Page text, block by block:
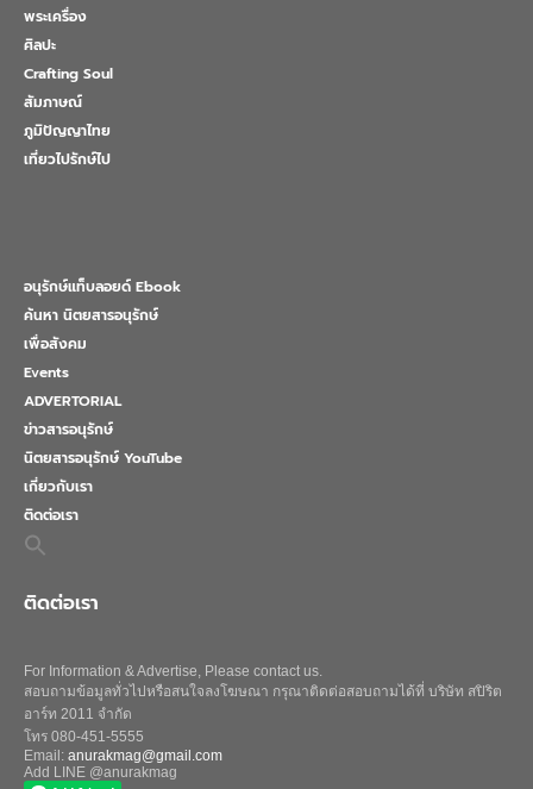
พระเครื่อง
ศิลปะ
Crafting Soul
สัมภาษณ์
ภูมิปัญญาไทย
เที่ยวไปรักษ์ไป
อนุรักษ์แท็บลอยด์ Ebook
ค้นหา นิตยสารอนุรักษ์
เพื่อสังคม
Events
ADVERTORIAL
ข่าวสารอนุรักษ์
นิตยสารอนุรักษ์ YouTube
เกี่ยวกับเรา
ติดต่อเรา
Search
for:
ติดต่อเรา
For Information & Advertise, Please contact us.
สอบถามข้อมูลทั่วไปหรือสนใจลงโฆษณา กรุณาติดต่อสอบถามได้ที่ บริษัท สปิริต
อาร์ท 2011 จำกัด
โทร 080-451-5555
Email: anurakmag@gmail.com
Add LINE @anurakmag